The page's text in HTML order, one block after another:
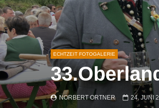
ECHTZEIT FOTOGALERIE
NORBERT ORTNER 24. JUNI